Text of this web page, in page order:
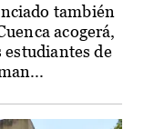
también
acogerá,
estudiantes de